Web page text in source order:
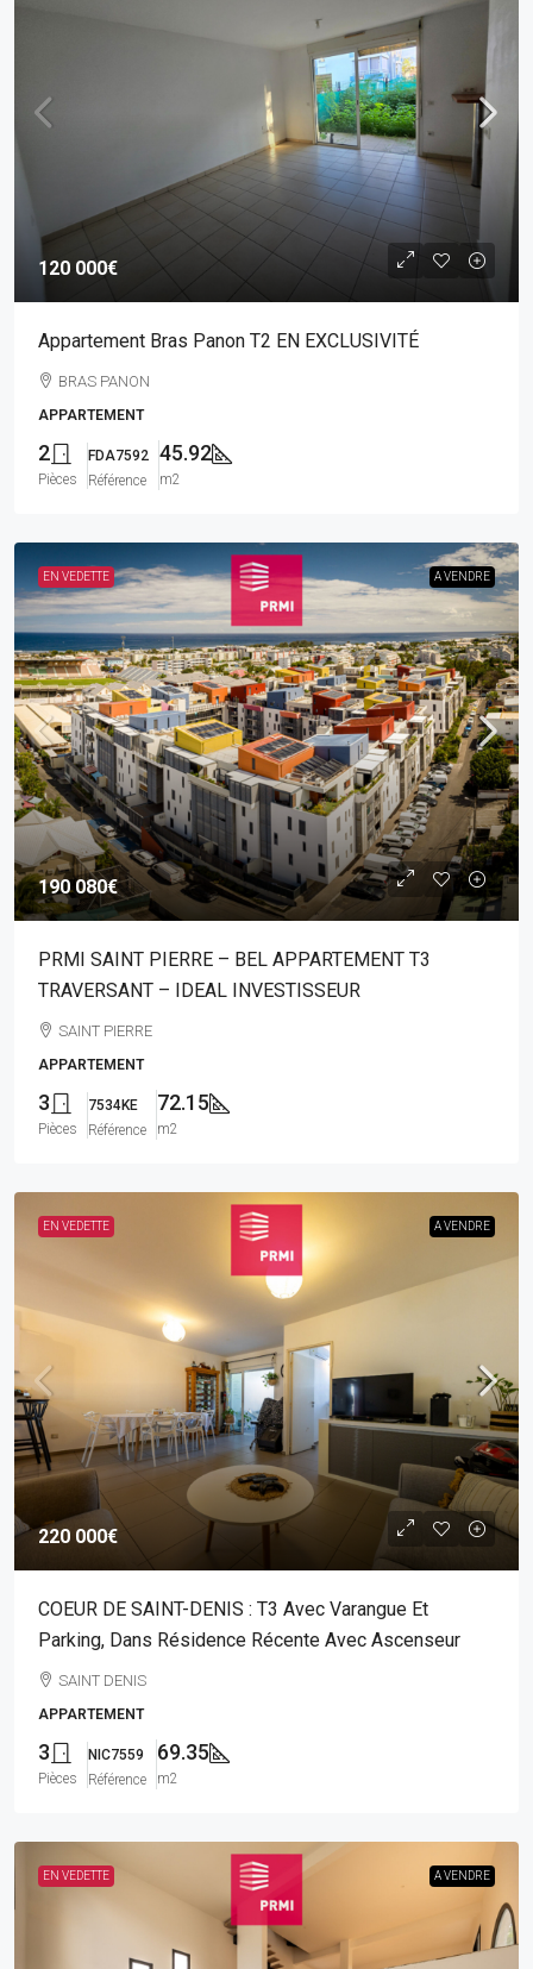
120 000€
Appartement Bras Panon T2 EN EXCLUSIVITÉ
BRAS PANON
APPARTEMENT
2
Pièces
FDA7592
Référence
45.92
m2
EN VEDETTE A VENDRE
190 080€
PRMI SAINT PIERRE – BEL APPARTEMENT T3
TRAVERSANT – IDEAL INVESTISSEUR
SAINT PIERRE
APPARTEMENT
3
Pièces
7534KE
Référence
72.15
m2
EN VEDETTE A VENDRE
220 000€
COEUR DE SAINT-DENIS : T3 Avec Varangue Et
Parking, Dans Résidence Récente Avec Ascenseur
SAINT DENIS
APPARTEMENT
3
Pièces
NIC7559
Référence
69.35
m2
EN VEDETTE A VENDRE